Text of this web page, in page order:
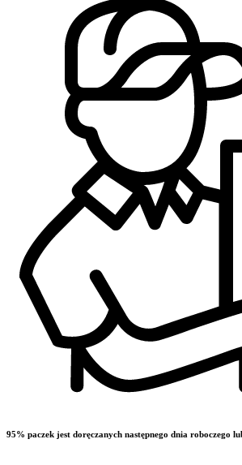
95% paczek jest doręczanych następnego dnia roboczego